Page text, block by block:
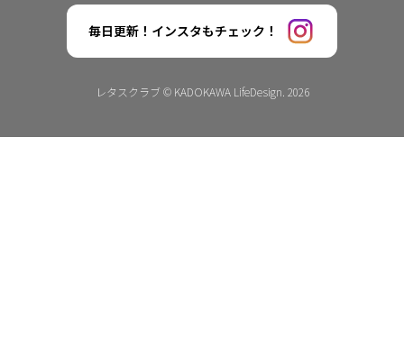
毎日更新！インスタもチェック！
レタスクラブ © KADOKAWA LifeDesign. 2026